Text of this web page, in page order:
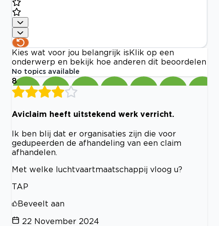
Kies wat voor jou belangrijk is Klik op een
onderwerp en bekijk hoe anderen dit beoordelen
No topics available
8
Aviclaim heeft uitstekend werk verricht.
Ik ben blij dat er organisaties zijn die voor
gedupeerden de afhandeling van een claim
afhandelen.
Met welke luchtvaartmaatschappij vloog u?
TAP
Beveelt aan
22 November 2024